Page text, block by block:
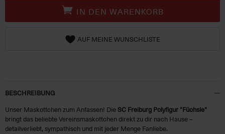
IN DEN WARENKORB
AUF MEINE WUNSCHLISTE
BESCHREIBUNG
Unser Maskottchen zum Anfassen! Die SC Freiburg Polyfigur "Füchsle"
bringt das beliebte Vereinsmaskottchen direkt zu dir nach Hause –
detailverliebt, sympathisch und mit jeder Menge Fanliebe.